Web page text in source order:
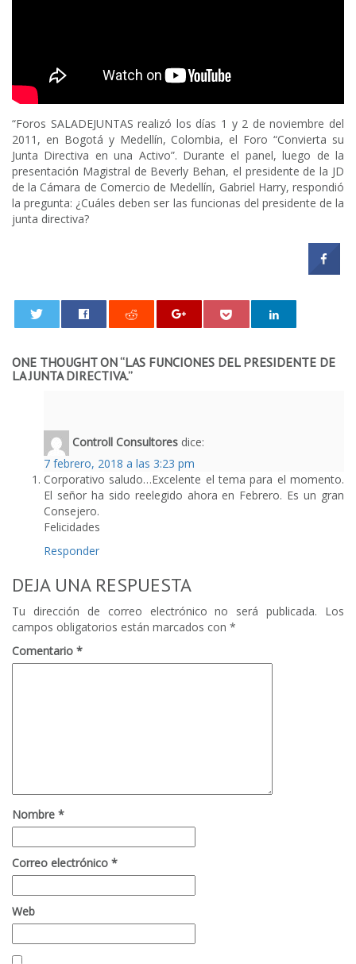
“Foros SALADEJUNTAS realizó los días 1 y 2 de noviembre del
2011, en Bogotá y Medellín, Colombia, el Foro “Convierta su
Junta Directiva en una Activo”. Durante el panel, luego de la
presentación Magistral de Beverly Behan, el presidente de la JD
de la Cámara de Comercio de Medellín, Gabriel Harry, respondió
la pregunta: ¿Cuáles deben ser las funcionas del presidente de la
junta directiva?
ONE THOUGHT ON “LAS FUNCIONES DEL PRESIDENTE DE
LA JUNTA DIRECTIVA.”
Controll Consultores dice:
7 febrero, 2018 a las 3:23 pm
Corporativo saludo…Excelente el tema para el momento.
El señor ha sido reelegido ahora en Febrero. Es un gran
Consejero.
Felicidades
Responder
DEJA UNA RESPUESTA
Tu dirección de correo electrónico no será publicada.
Los
campos obligatorios están marcados con *
Comentario *
Nombre *
Correo electrónico *
Web